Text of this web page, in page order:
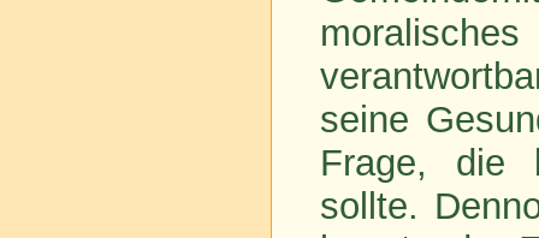
seine
Frage, die
sollte.